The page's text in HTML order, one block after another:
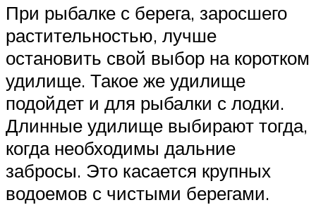
При рыбалке с берега, заросшего
растительностью, лучше
остановить свой выбор на коротком
удилище. Такое же удилище
подойдет и для рыбалки с лодки.
Длинные удилище выбирают тогда,
когда необходимы дальние
забросы. Это касается крупных
водоемов с чистыми берегами.